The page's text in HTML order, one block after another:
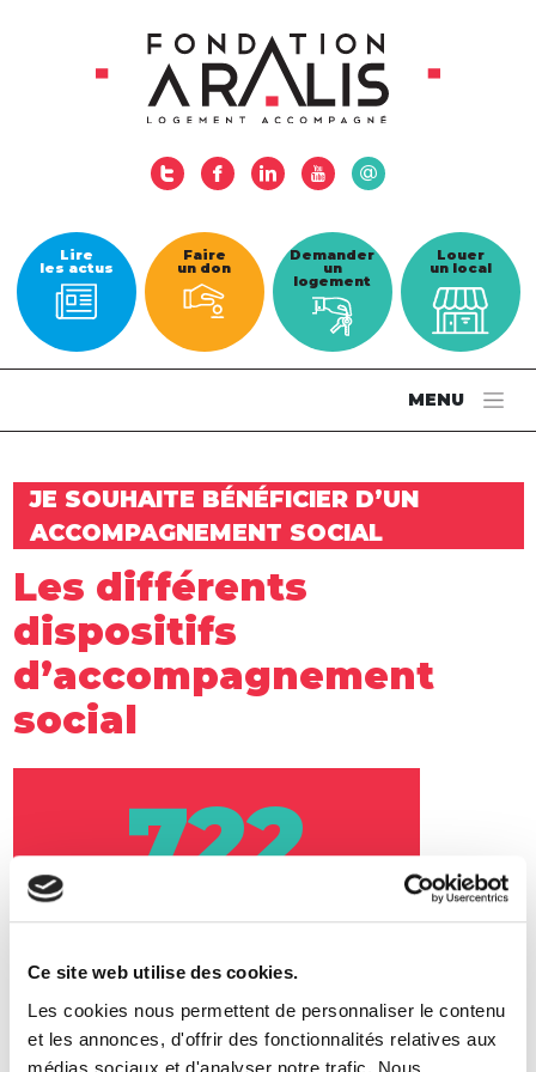
Ce site web utilise des cookies.
Les cookies nous permettent de personnaliser le contenu
et les annonces, d'offrir des fonctionnalités relatives aux
médias sociaux et d'analyser notre trafic. Nous
Lire
les actus
Faire
un don
Demander
un
logement
Louer
un local
MENU
JE SOUHAITE BÉNÉFICIER D’UN
ACCOMPAGNEMENT SOCIAL
Les différents
dispositifs
d’accompagnement
social
722
accompagnements sociaux
pensions de famille et
hébergements d’urgence.